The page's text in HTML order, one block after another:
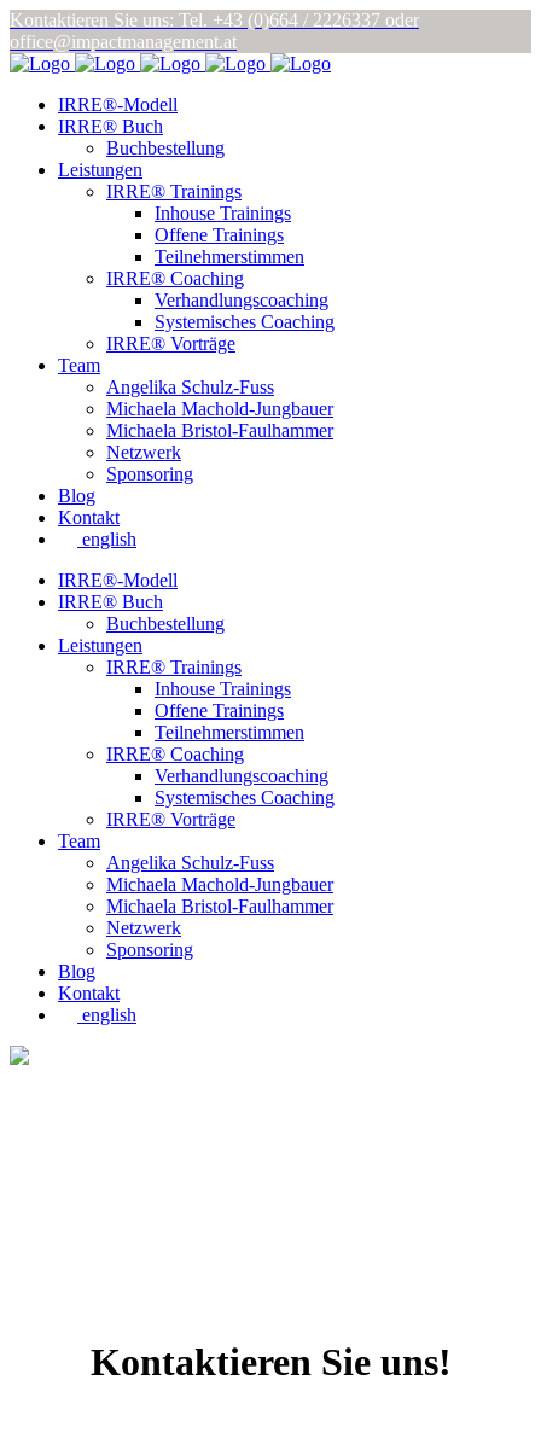
Kontaktieren Sie uns: Tel. +43 (0)664 / 2226337 oder
office@impactmanagement.at
IRRE®-Modell
IRRE® Buch
Buchbestellung
Leistungen
IRRE® Trainings
Inhouse Trainings
Offene Trainings
Teilnehmerstimmen
IRRE® Coaching
Verhandlungscoaching
Systemisches Coaching
IRRE® Vorträge
Team
Angelika Schulz-Fuss
Michaela Machold-Jungbauer
Michaela Bristol-Faulhammer
Netzwerk
Sponsoring
Blog
Kontakt
english
IRRE®-Modell
IRRE® Buch
Buchbestellung
Leistungen
IRRE® Trainings
Inhouse Trainings
Offene Trainings
Teilnehmerstimmen
IRRE® Coaching
Verhandlungscoaching
Systemisches Coaching
IRRE® Vorträge
Team
Angelika Schulz-Fuss
Michaela Machold-Jungbauer
Michaela Bristol-Faulhammer
Netzwerk
Sponsoring
Blog
Kontakt
english
Kontaktieren Sie uns!